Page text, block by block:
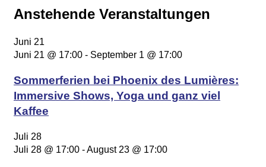
Anstehende Veranstaltungen
Juni 21
Juni 21 @ 17:00 - September 1 @ 17:00
Sommerferien bei Phoenix des Lumières:
Immersive Shows, Yoga und ganz viel
Kaffee
Juli 28
Juli 28 @ 17:00 -August 23 @ 17:00